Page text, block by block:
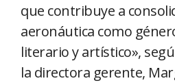
que contribuye a
aeronáutica como
literario y artístico»,
la directora gerente,